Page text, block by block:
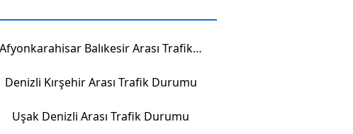
Afyonkarahisar Balıkesir Arası Trafik Durumu
Denizli Kırşehir Arası Trafik Durumu
Uşak Denizli Arası Trafik Durumu